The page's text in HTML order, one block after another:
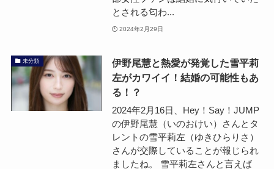
とされる匂わ...
2024年2月29日
未分類
伊野尾慧と熱愛が発覚した雪平莉
左がカワイイ！結婚の可能性もあ
る！？
2024年2月16日、Hey！Say！JUMP
の伊野尾慧（いのおけい）さんとタ
レントの雪平莉左（ゆきひらりさ）
さんが交際していることが報じられ
ましたね。 雪平莉左さんと言えば